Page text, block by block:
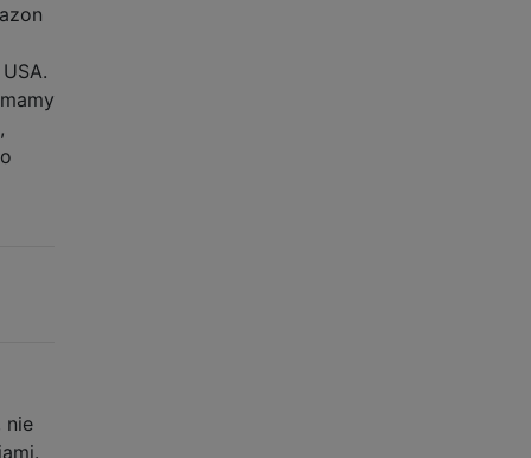
, nie